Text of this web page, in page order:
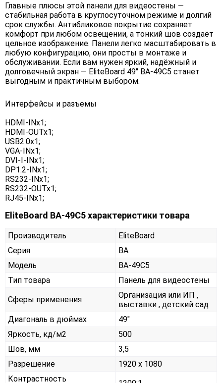
Главные плюсы этой панели для видеостены —
стабильная работа в круглосуточном режиме и долгий
срок службы. Антибликовое покрытие сохраняет
комфорт при любом освещении, а тонкий шов создаёт
цельное изображение. Панели легко масштабировать в
любую конфигурацию, они просты в монтаже и
обслуживании. Если вам нужен яркий, надёжный и
долговечный экран — EliteBoard 49" BA-49C5 станет
выгодным и практичным выбором.
Интерфейсы и разъемы
HDMI-INx1;
HDMI-OUTx1;
USB2.0x1;
VGA-INx1;
DVI-I-INx1;
DP1.2-INx1;
RS232-INx1;
RS232-OUTx1;
RJ45-INx1;
EliteBoard BA-49C5 характеристики товара
Производитель
EliteBoard
Серия
BA
Модель
BA-49C5
Тип товара
Панель для видеостены
Сферы применения
Организация или ИП ,
выставки , детский сад
Диагональ в дюймах
49"
Яркость, кд/м2
500
Шов, мм
3,5
Разрешение
1920 x 1080
Контрастность